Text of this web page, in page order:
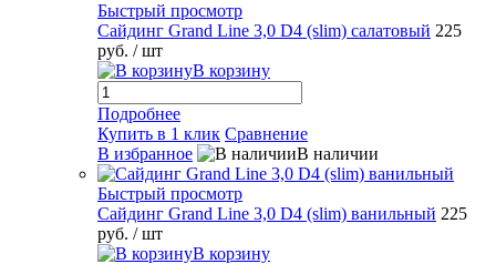
Быстрый просмотр
Сайдинг Grand Line 3,0 D4 (slim) салатовый 225
руб. / шт
В корзину
Подробнее
Купить в 1 клик Сравнение
В избранное
В наличии
Быстрый просмотр
Сайдинг Grand Line 3,0 D4 (slim) ванильный 225
руб. / шт
В корзину